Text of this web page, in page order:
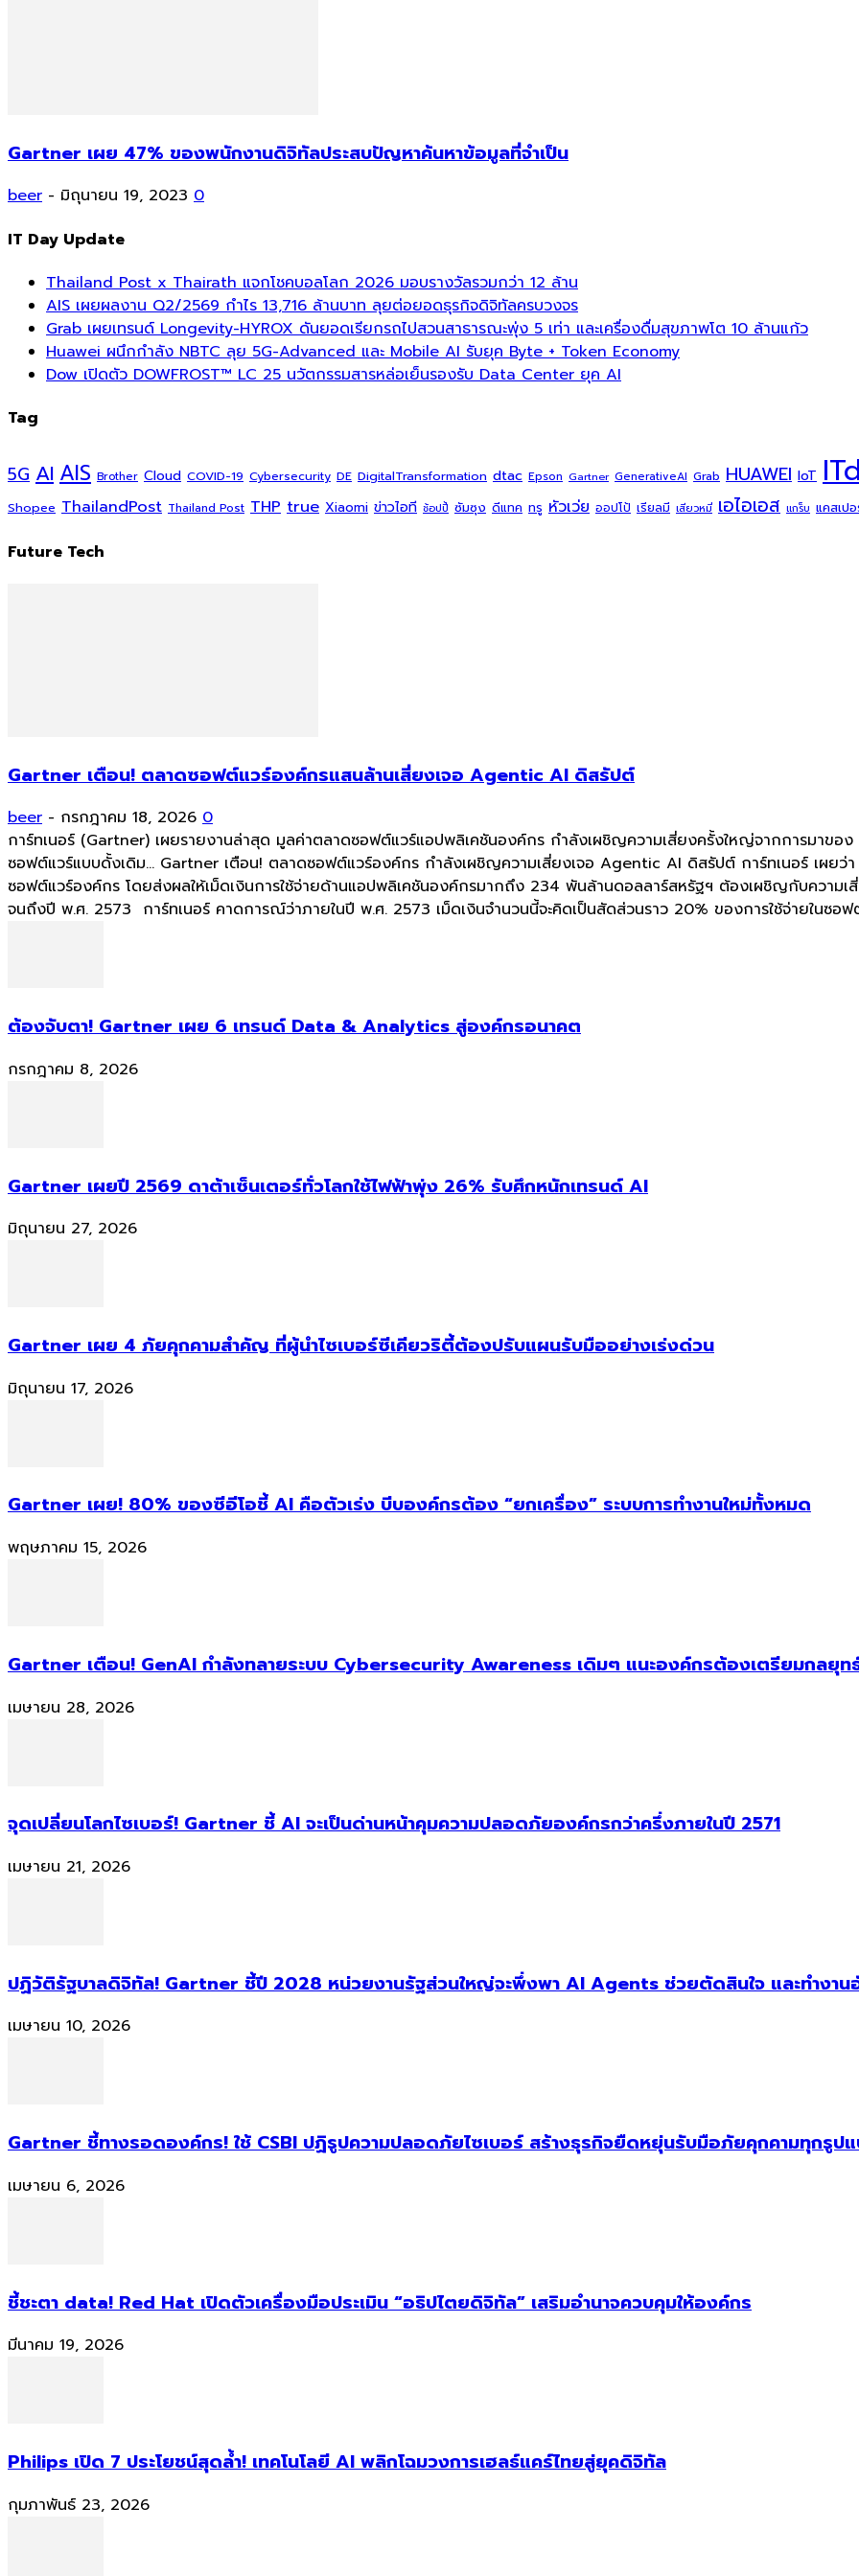
Gartner เผย 47% ของพนักงานดิจิทัลประสบปัญหาค้นหาข้อมูลที่จำเป็น
beer - มิถุนายน 19, 2023 0
IT Day Update
Thailand Post x Thairath แจกโชคบอลโลก 2026 มอบรางวัลรวมกว่า 12 ล้าน
AIS เผยผลงาน Q2/2569 กำไร 13,716 ล้านบาท ลุยต่อยอดธุรกิจดิจิทัลครบวงจร
Grab เผยเทรนด์ Longevity-HYROX ดันยอดเรียกรถไปสวนสาธารณะพุ่ง 5 เท่า และเครื่องดื่มสุขภาพโต 10 ล้านแก้ว
Huawei ผนึกกำลัง NBTC ลุย 5G-Advanced และ Mobile AI รับยุค Byte + Token Economy
Dow เปิดตัว DOWFROST™ LC 25 นวัตกรรมสารหล่อเย็นรองรับ Data Center ยุค AI
Tag
5G AI AIS Brother Cloud COVID-19 Cybersecurity DE DigitalTransformation dtac Epson Gartner GenerativeAI Grab HUAWEI IoT
Shopee ThailandPost Thailand Post THP true Xiaomi ข่าวไอที ช้อปปี้ ซัมซุง ดีแทค ทรู หัวเว่ย ออปโป้ เรียลมี เสียวหมี่ เอไอเอส แกร็บ แคสเป
Future Tech
Gartner เตือน! ตลาดซอฟต์แวร์องค์กรแสนล้านเสี่ยงเจอ Agentic AI ดิสรัปต์
beer - กรกฎาคม 18, 2026 0
การ์ทเนอร์ (Gartner) เผยรายงานล่าสุด มูลค่าตลาดซอฟต์แวร์แอปพลิเคชันองค์กร กำลังเผชิญความเสี่ยงครั้งใหญ่จากการมาขอ
ซอฟต์แวร์แบบดั้งเดิม... Gartner เตือน! ตลาดซอฟต์แวร์องค์กร กำลังเผชิญความเสี่ยงเจอ Agentic AI ดิสรัปต์ การ์ทเนอร์ เผยว่
ซอฟต์แวร์องค์กร โดยส่งผลให้เม็ดเงินการใช้จ่ายด้านแอปพลิเคชันองค์กรมากถึง 234 พันล้านดอลลาร์สหรัฐฯ ต้องเผชิญกับความเ
จนถึงปี พ.ศ. 2573 การ์ทเนอร์ คาดการณ์ว่าภายในปี พ.ศ. 2573 เม็ดเงินจำนวนนี้จะคิดเป็นสัดส่วนราว 20% ของการใช้จ่ายในซอฟ
ต้องจับตา! Gartner เผย 6 เทรนด์ Data & Analytics สู่องค์กรอนาคต
กรกฎาคม 8, 2026
Gartner เผยปี 2569 ดาต้าเซ็นเตอร์ทั่วโลกใช้ไฟฟ้าพุ่ง 26% รับศึกหนักเทรนด์ AI
มิถุนายน 27, 2026
Gartner เผย 4 ภัยคุกคามสำคัญ ที่ผู้นำไซเบอร์ซีเคียวริตี้ต้องปรับแผนรับมืออย่างเร่งด่วน
มิถุนายน 17, 2026
Gartner เผย! 80% ของซีอีโอชี้ AI คือตัวเร่ง บีบองค์กรต้อง “ยกเครื่อง” ระบบการทำงานใหม่ทั้งหมด
พฤษภาคม 15, 2026
Gartner เตือน! GenAI กำลังทลายระบบ Cybersecurity Awareness เดิมๆ แนะองค์กรต้องเตรียมกลยุท
เมษายน 28, 2026
จุดเปลี่ยนโลกไซเบอร์! Gartner ชี้ AI จะเป็นด่านหน้าคุมความปลอดภัยองค์กรกว่าครึ่งภายในปี 2571
เมษายน 21, 2026
ปฏิวัติรัฐบาลดิจิทัล! Gartner ชี้ปี 2028 หน่วยงานรัฐส่วนใหญ่จะพึ่งพา AI Agents ช่วยตัดสินใจ และทำงาน
เมษายน 10, 2026
Gartner ชี้ทางรอดองค์กร! ใช้ CSBI ปฏิรูปความปลอดภัยไซเบอร์ สร้างธุรกิจยืดหยุ่นรับมือภัยคุกคามทุกรูป
เมษายน 6, 2026
ชี้ชะตา data! Red Hat เปิดตัวเครื่องมือประเมิน “อธิปไตยดิจิทัล” เสริมอำนาจควบคุมให้องค์กร
มีนาคม 19, 2026
Philips เปิด 7 ประโยชน์สุดล้ำ! เทคโนโลยี AI พลิกโฉมวงการเฮลธ์แคร์ไทยสู่ยุคดิจิทัล
กุมภาพันธ์ 23, 2026